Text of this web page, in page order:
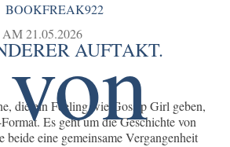
BOOKFREAK922
AM21.05.2026
AUFTAKT.
die ein Feeling wie Gossip Girl geben,
Es geht um die Geschichte von
eine gemeinsame Vergangenheit